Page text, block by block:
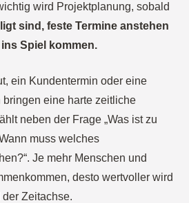
wird Projektplanung, sobald
sind, feste Termine anstehen
Spiel kommen.
ein Kundentermin oder eine
eine harte zeitliche
neben der Frage „Was ist zu
muss welches
Je mehr Menschen und
desto wertvoller wird
Zeitachse.